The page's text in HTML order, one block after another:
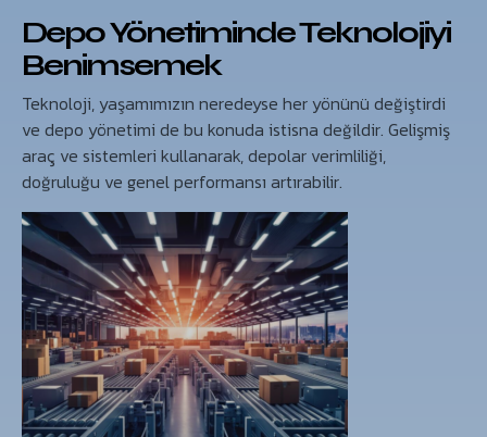
Depo Yönetiminde Teknolojiyi
Benimsemek
Teknoloji, yaşamımızın neredeyse her yönünü değiştirdi
ve depo yönetimi de bu konuda istisna değildir. Gelişmiş
araç ve sistemleri kullanarak, depolar verimliliği,
doğruluğu ve genel performansı artırabilir.